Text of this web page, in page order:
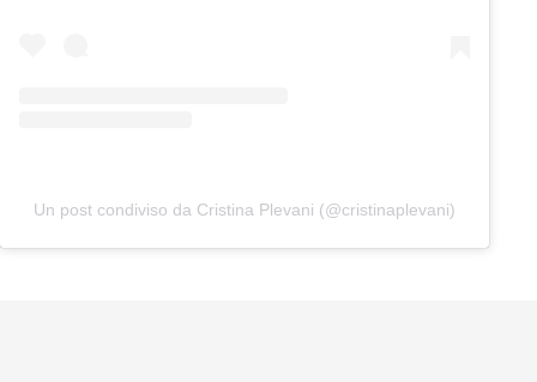
Un post condiviso da Cristina Plevani (@cristinaplevani)